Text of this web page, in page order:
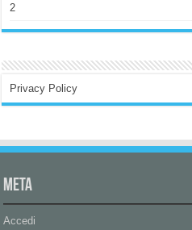
2
Privacy Policy
Meta
Accedi